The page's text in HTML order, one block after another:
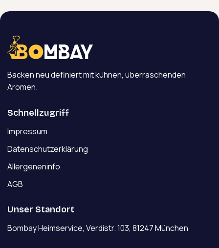
Backen neu definiert mit kühnen, überraschenden
Aromen.
Schnellzugriff
Impressum
Datenschutzerklärung
Allergeneninfo
AGB
Unser Standort
Bombay Heimservice, Verdistr. 103, 81247 München